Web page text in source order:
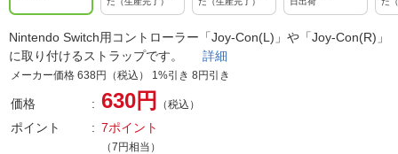
Nintendo Switch用コントローラー「Joy-Con(L)」や「Joy-Con(R)」
に取り付けるストラップです。 詳細
メーカー価格 638円（税込） 1%引き 8円引き
価格 630円 （税込）
ポイント 7ポイント
（7円相当）